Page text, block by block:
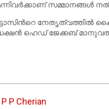
സമ്മാനങ്ങൾ
നേതൃത്വത്തിൽ
ഹെഡ് ജേക്കബ്
P P Cherian